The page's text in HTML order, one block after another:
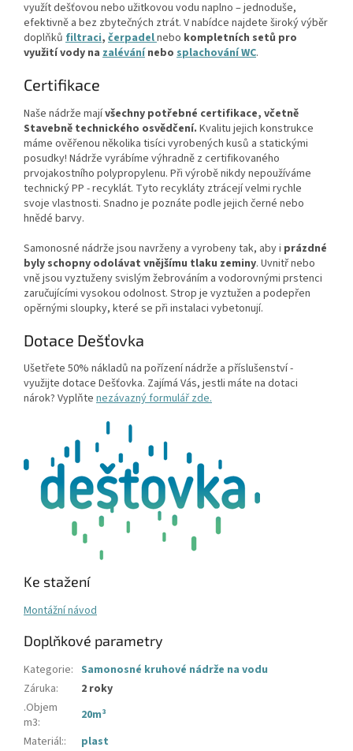
využít dešťovou nebo užitkovou vodu naplno – jednoduše,
efektivně a bez zbytečných ztrát. V nabídce najdete široký výběr
doplňků filtraci, čerpadelnebo kompletních setů pro
využití vody na zalévání nebo splachování WC.
Certifikace
Naše nádrže majívšechny potřebné certifikace, včetně
Stavebně technického osvědčení. Kvalitu jejich konstrukce
máme ověřenou několika tisíci vyrobených kusů a statickými
posudky! Nádrže vyrábíme výhradně z certifikovaného
prvojakostního polypropylenu. Při výrobě nikdy nepoužíváme
technický PP - recyklát. Tyto recykláty ztrácejí velmi rychle
svoje vlastnosti. Snadno je poznáte podle jejich černé nebo
hnědé barvy.
Samonosné nádrže jsou navrženy a vyrobeny tak, aby i prázdné
byly schopny odolávat vnějšímu tlaku zeminy. Uvnitř nebo
vně jsou vyztuženy svislým žebrováním a vodorovnými prstenci
zaručujícími vysokou odolnost. Strop je vyztužen a podepřen
opěrnými sloupky, které se při instalaci vybetonují.
Dotace Dešťovka
Ušetřete 50% nákladů na pořízení nádrže a příslušenství -
využijte dotace Dešťovka. Zajímá Vás, jestli máte na dotaci
nárok? Vyplňte nezávazný formulář zde.
Ke stažení
Montážní návod
Doplňkové parametry
Kategorie: Samonosné kruhové nádrže na vodu
Záruka:
2 roky
.Objem
m3:
20m³
Materiál::
plast